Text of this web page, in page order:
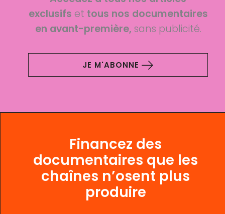
exclusifs et tous nos documentaires
en avant-première, sans publicité.
JE M'ABONNE
Financez des
documentaires que les
chaînes n’osent plus
produire